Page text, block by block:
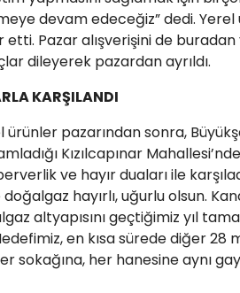
devam edeceğiz” dedi.
Pazar alışverişini de buradan
dileyerek pazardan ayrıldı.
KARŞILANDI
ürünler pazarından sonra,
Kızılcapınar
ve hayır duaları ile
hayırlı, uğurlu olsun.
altyapısını geçtiğimiz yıl
en kısa sürede diğer 28
sokağına, her hanesine aynı